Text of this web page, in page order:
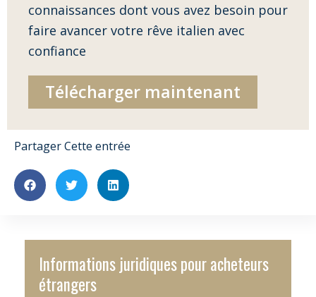
connaissances dont vous avez besoin pour
faire avancer votre rêve italien avec
confiance
Télécharger maintenant
Partager Cette entrée
Informations juridiques pour acheteurs
étrangers